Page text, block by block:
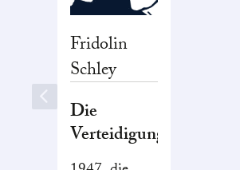
Fridolin
Schley
Die
Verteidigung